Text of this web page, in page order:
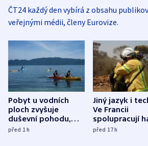
ČT24 každý den vybírá z obsahu
veřejnými médii, členy Eurovize.
Pobyt u vodních
ploch zvyšuje
duševní pohodu,
ukázala
před 1h
Jiný jazyk i
Ve Francii
spolupracují
různých zemí
před 17h